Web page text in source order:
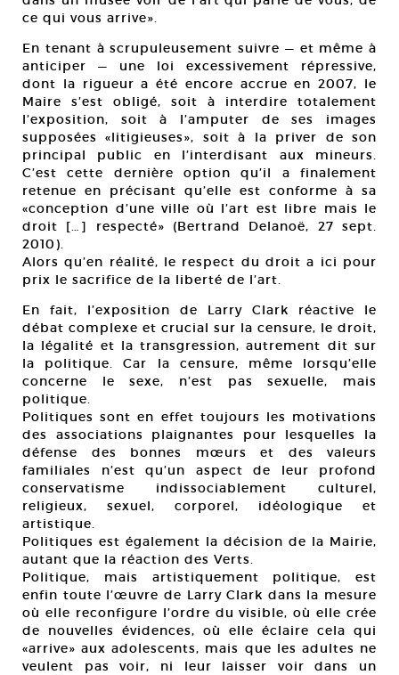
ce qui vous arrive».
En tenant à scrupuleusement suivre — et même à
anticiper — une loi excessivement répressive,
dont la rigueur a été encore accrue en 2007, le
Maire s’est obligé, soit à interdire totalement
l’exposition, soit à l’amputer de ses images
supposées «litigieuses», soit à la priver de son
principal public en l’interdisant aux mineurs.
C’est cette dernière option qu’il a finalement
retenue en précisant qu’elle est conforme à sa
«conception d’une ville où l’art est libre mais le
droit […] respecté» (Bertrand Delanoë, 27 sept.
2010).
Alors qu’en réalité, le respect du droit a ici pour
prix le sacrifice de la liberté de l’art.
En fait, l’exposition de Larry Clark réactive le
débat complexe et crucial sur la censure, le droit,
la légalité et la transgression, autrement dit sur
la politique. Car la censure, même lorsqu’elle
concerne le sexe, n’est pas sexuelle, mais
politique.
Politiques sont en effet toujours les motivations
des associations plaignantes pour lesquelles la
défense des bonnes mœurs et des valeurs
familiales n’est qu’un aspect de leur profond
conservatisme indissociablement culturel,
religieux, sexuel, corporel, idéologique et
artistique.
Politiques est également la décision de la Mairie,
autant que la réaction des Verts.
Politique, mais artistiquement politique, est
enfin toute l’œuvre de Larry Clark dans la mesure
où elle reconfigure l’ordre du visible, où elle crée
de nouvelles évidences, où elle éclaire cela qui
«arrive» aux adolescents, mais que les adultes ne
veulent pas voir, ni leur laisser voir dans un